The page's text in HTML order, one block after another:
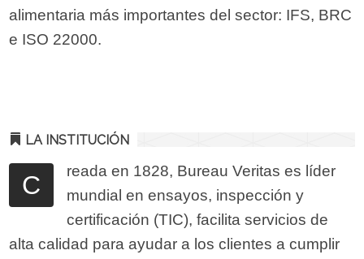
alimentaria más importantes del sector: IFS, BRC
e ISO 22000.
LA INSTITUCIÓN
C
reada en 1828, Bureau Veritas es líder
mundial en ensayos, inspección y
certificación (TIC), facilita servicios de
alta calidad para ayudar a los clientes a cumplir